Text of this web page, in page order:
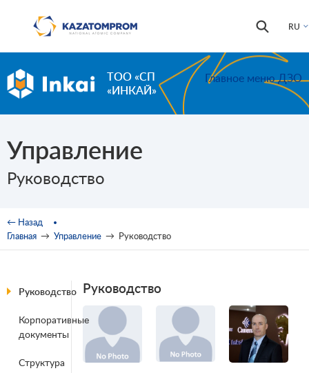
RU
Форма
Поиск
ТОО «СП
«ИНКАЙ»
Главное меню ДЗО
Управление
Руководство
Вы здесь
← Назад
Главная → Управление → Руководство
Руководство
Корпоративные
документы
Структура
Руководство